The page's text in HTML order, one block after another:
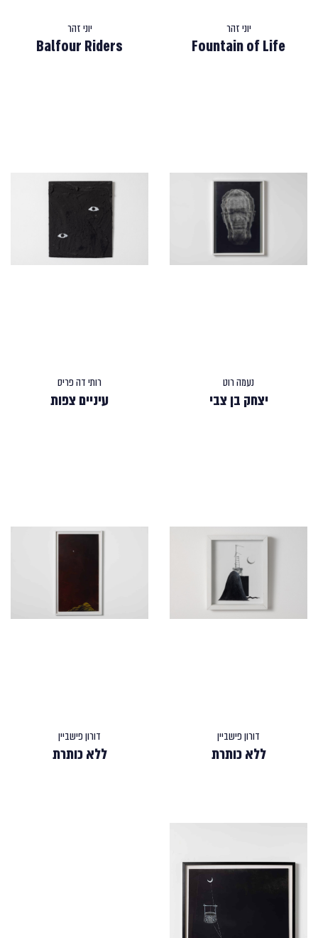
יוני זהר
Fountain of Life
יוני זהר
Balfour Riders
נעמה רוט
יצחק בן צבי
רותי דה פריס
עיניים צפות
דורון פישביין
ללא כותרת
דורון פישביין
ללא כותרת